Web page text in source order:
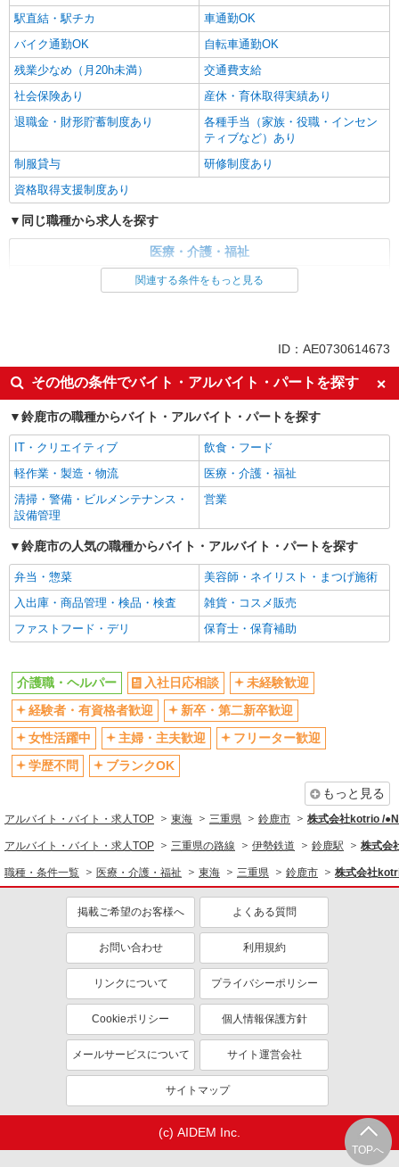
駅直結・駅チカ
車通勤OK
バイク通勤OK
自転車通勤OK
残業少なめ（月20h未満）
交通費支給
社会保険あり
産休・育休取得実績あり
退職金・財形貯蓄制度あり
各種手当（家族・役職・インセン
ティブなど）あり
制服貸与
研修制度あり
資格取得支援制度あり
同じ職種から求人を探す
医療・介護・福祉
ボーナス・賞与あり
車通勤OK
交通費支給
社会保険あり
産休・育休取得実績あり
関連する条件をもっと見る
ID：AE0730614673
その他の条件でバイト・アルバイト・パートを探す
鈴鹿市の職種からバイト・アルバイト・パートを探す
IT・クリエイティブ
飲食・フード
軽作業・製造・物流
医療・介護・福祉
清掃・警備・ビルメンテナンス・
設備管理
営業
鈴鹿市の人気の職種からバイト・アルバイト・パートを探す
弁当・惣菜
美容師・ネイリスト・まつげ施術
入出庫・商品管理・検品・検査
雑貨・コスメ販売
ファストフード・デリ
保育士・保育補助
TOPへ
介護職・ヘルパー 入社日応相談
未経験歓迎
経験者・有資格者歓迎
新卒・第二新卒歓迎
女性活躍中
主婦・主夫歓迎
フリーター歓迎
学歴不問
ブランクOK
もっと見る
アルバイト・バイト・求人TOP 東海 三重県 鈴鹿市 株式会社kotrio /
アルバイト・バイト・求人TOP 三重県の路線 伊勢鉄道 鈴鹿駅 株式会
職種・条件一覧 医療・介護・福祉 東海 三重県 鈴鹿市 株式会社
掲載ご希望のお客様へ よくある質問
お問い合わせ 利用規約
リンクについて プライバシーポリシー
Cookieポリシー 個人情報保護方針
メールサービスについて サイト運営会社
サイトマップ
(c) AIDEM Inc.